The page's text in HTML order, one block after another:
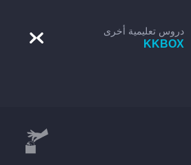
دروس تعليمية أخرى
KKBOX